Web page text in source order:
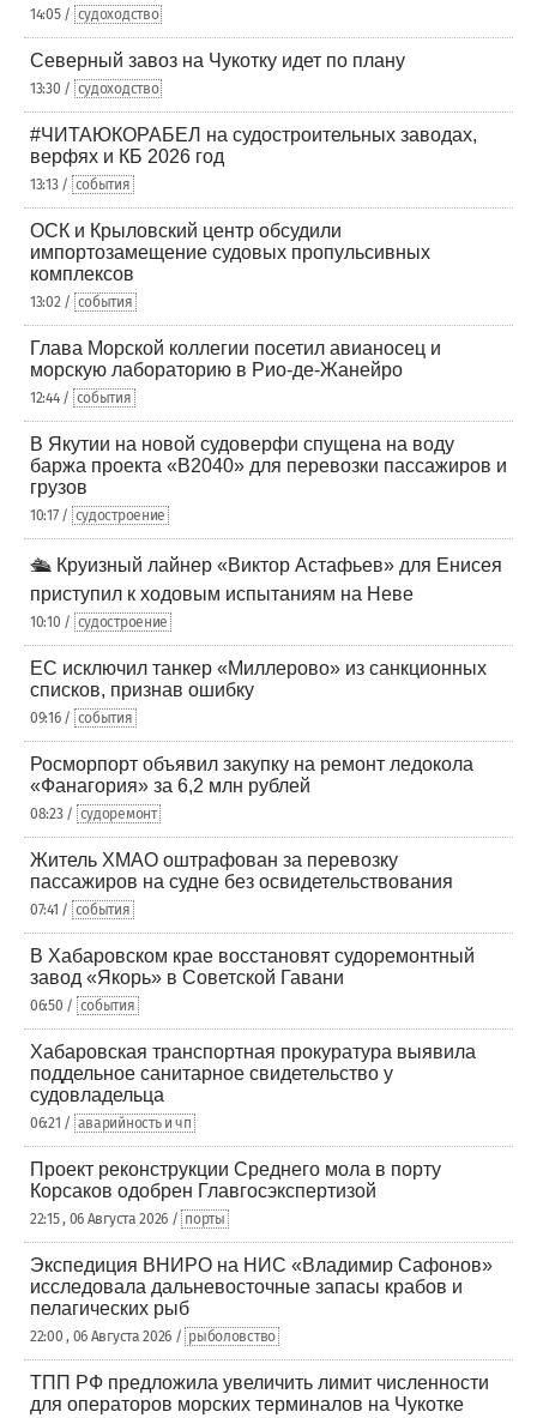
14:05 / судоходство
Северный завоз на Чукотку идет по плану
13:30 / судоходство
#ЧИТАЮКОРАБЕЛ на судостроительных заводах,
верфях и КБ 2026 год
13:13 / события
ОСК и Крыловский центр обсудили
импортозамещение судовых пропульсивных
комплексов
13:02 / события
Глава Морской коллегии посетил авианосец и
морскую лабораторию в Рио-де-Жанейро
12:44 / события
В Якутии на новой судоверфи спущена на воду
баржа проекта «В2040» для перевозки пассажиров и
грузов
10:17 / судостроение
🛳️ Круизный лайнер «Виктор Астафьев» для Енисея
приступил к ходовым испытаниям на Неве
10:10 / судостроение
ЕС исключил танкер «Миллерово» из санкционных
списков, признав ошибку
09:16 / события
Росморпорт объявил закупку на ремонт ледокола
«Фанагория» за 6,2 млн рублей
08:23 / судоремонт
Житель ХМАО оштрафован за перевозку
пассажиров на судне без освидетельствования
07:41 / события
В Хабаровском крае восстановят судоремонтный
завод «Якорь» в Советской Гавани
06:50 / события
Хабаровская транспортная прокуратура выявила
поддельное санитарное свидетельство у
судовладельца
06:21 / аварийность и чп
Проект реконструкции Среднего мола в порту
Корсаков одобрен Главгосэкспертизой
22:15 , 06 Августа 2026 / порты
Экспедиция ВНИРО на НИС «Владимир Сафонов»
исследовала дальневосточные запасы крабов и
пелагических рыб
22:00 , 06 Августа 2026 / рыболовство
ТПП РФ предложила увеличить лимит численности
для операторов морских терминалов на Чукотке